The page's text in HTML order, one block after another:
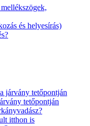
a magyar Gulag-
hasonlóan) „a magyar
18